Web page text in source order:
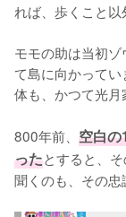
れば、歩くこと以
モモの助は当初
て島に向かって
体も、かつて光月
800年前、 空白の
ったとすると、
聞くのも、その忠